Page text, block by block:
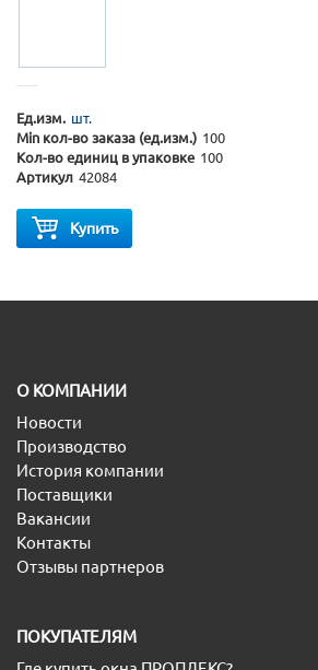
Ед.изм. шт.
Min кол-во заказа (ед.изм.) 100
Кол-во единиц в упаковке 100
Артикул 42084
Купить
O КОМПАНИИ
Новости
Производство
История компании
Поставщики
Вакансии
Контакты
Отзывы партнеров
ПОКУПАТЕЛЯМ